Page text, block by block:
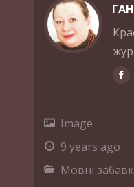
Image
9 years ago
Мовні